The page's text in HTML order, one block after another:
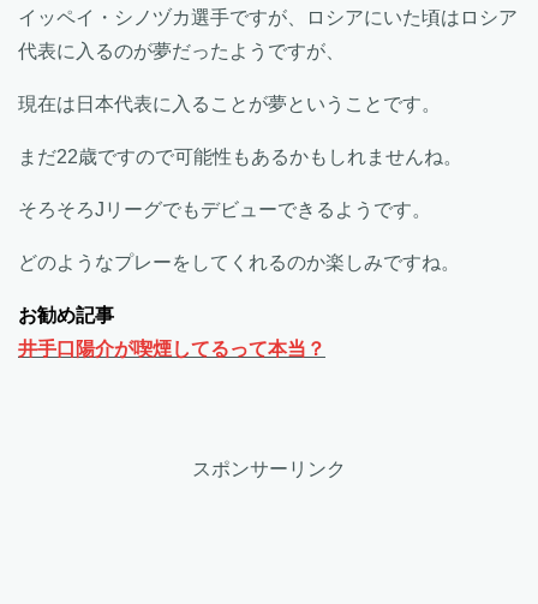
イッペイ・シノヅカ選手ですが、ロシアにいた頃はロシア
代表に入るのが夢だったようですが、
現在は日本代表に入ることが夢ということです。
まだ22歳ですので可能性もあるかもしれませんね。
そろそろJリーグでもデビューできるようです。
どのようなプレーをしてくれるのか楽しみですね。
お勧め記事
井手口陽介が喫煙してるって本当？
スポンサーリンク